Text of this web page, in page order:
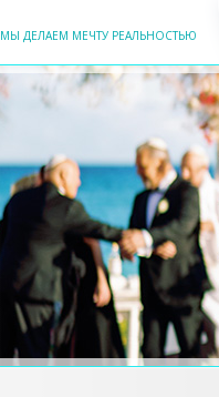
МЫ ДЕЛАЕМ МЕЧТУ РЕАЛЬНОСТЬЮ